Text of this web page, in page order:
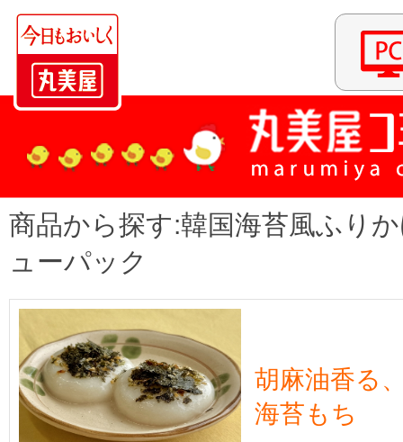
商品から探す:韓国海苔風ふり
ューパック
胡麻油香る
海苔もち